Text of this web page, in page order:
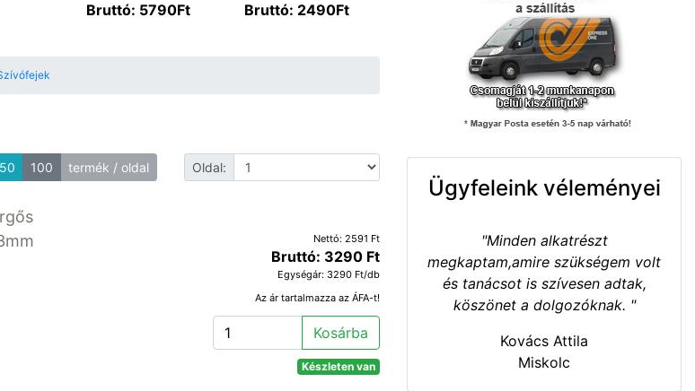
Bruttó: 5790Ft Bruttó: 2490Ft
50 100 termék / oldal Oldal:
Nettó: 2591 Ft
Bruttó: 3290 Ft
Egységár: 3290 Ft/db
Az ár tartalmazza az ÁFA-t!
Kosárba
Készleten van
Ügyfeleink véleményei
"Minden alkatrészt
megkaptam,amire szükségem volt
és tanácsot is szívesen adtak,
köszönet a dolgozóknak. "
Kovács Attila
Miskolc